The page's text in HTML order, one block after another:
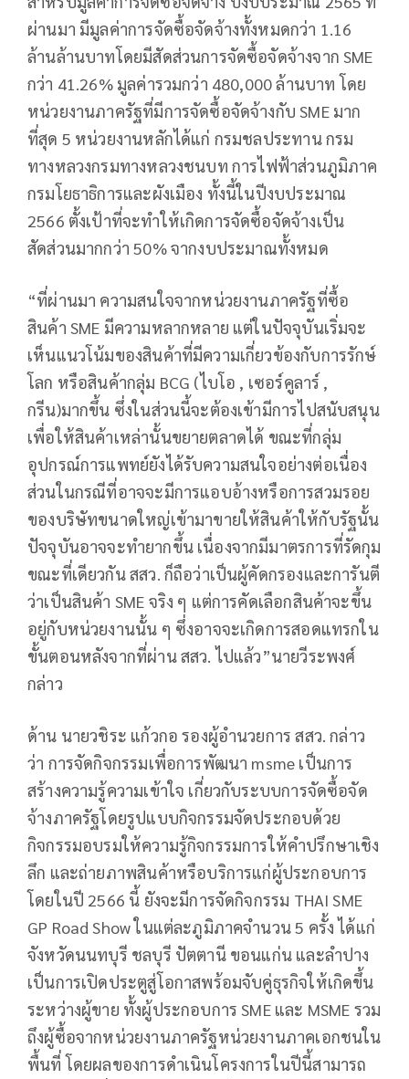
ผ่านมา มีมูลค่าการจัดซื้อจัดจ้างทั้งหมดกว่า 1.16
ล้านล้านบาทโดยมีสัดส่วนการจัดซื้อจัดจ้างจาก SME
กว่า 41.26% มูลค่ารวมกว่า 480,000 ล้านบาท โดย
หน่วยงานภาครัฐที่มีการจัดซื้อจัดจ้างกับ SME มาก
ที่สุด 5 หน่วยงานหลักได้แก่ กรมชลประทาน กรม
ทางหลวงกรมทางหลวงชนบท การไฟฟ้าส่วนภูมิภาค
กรมโยธาธิการและผังเมือง ทั้งนี้ในปีงบประมาณ
2566 ตั้งเป้าที่จะทำให้เกิดการจัดซื้อจัดจ้างเป็น
สัดส่วนมากกว่า 50% จากงบประมาณทั้งหมด
“ที่ผ่านมา ความสนใจจากหน่วยงานภาครัฐที่ซื้อ
สินค้า SME มีความหลากหลาย แต่ในปัจจุบันเริ่มจะ
เห็นแนวโน้มของสินค้าที่มีความเกี่ยวข้องกับการรักษ์
โลก หรือสินค้ากลุ่ม BCG (ไบโอ , เซอร์คูลาร์ ,
กรีน)มากขึ้น ซึ่งในส่วนนี้จะต้องเข้ามีการไปสนับสนุน
เพื่อให้สินค้าเหล่านั้นขยายตลาดได้ ขณะที่กลุ่ม
อุปกรณ์การแพทย์ยังได้รับความสนใจอย่างต่อเนื่อง
ส่วนในกรณีที่อาจจะมีการแอบอ้างหรือการสวมรอย
ของบริษัทขนาดใหญ่เข้ามาขายให้สินค้าให้กับรัฐนั้น
ปัจจุบันอาจจะทำยากขึ้น เนื่องจากมีมาตรการที่รัดกุม
ขณะที่เดียวกัน สสว. ก็ถือว่าเป็นผู้คัดกรองและการันตี
ว่าเป็นสินค้า SME จริง ๆ แต่การคัดเลือกสินค้าจะขึ้น
อยู่กับหน่วยงานนั้น ๆ ซึ่งอาจจะเกิดการสอดแทรกใน
ขั้นตอนหลังจากที่ผ่าน สสว. ไปแล้ว”นายวีระพงศ์
กล่าว
ด้าน นายวชิระ แก้วกอ รองผู้อำนวยการ สสว. กล่าว
ว่า การจัดกิจกรรมเพื่อการพัฒนา msme เป็นการ
สร้างความรู้ความเข้าใจ เกี่ยวกับระบบการจัดซื้อจัด
จ้างภาครัฐโดยรูปแบบกิจกรรมจัดประกอบด้วย
กิจกรรมอบรมให้ความรู้กิจกรรมการให้คำปรึกษาเชิง
ลึก และถ่ายภาพสินค้าหรือบริการแก่ผู้ประกอบการ
โดยในปี 2566 นี้ ยังจะมีการจัดกิจกรรม THAI SME
GP Road Show ในแต่ละภูมิภาคจำนวน 5 ครั้ง ได้แก่
จังหวัดนนทบุรี ชลบุรี ปัตตานี ขอนแก่น และลำปาง
เป็นการเปิดประตูสู่โอกาสพร้อมจับคู่ธุรกิจให้เกิดขึ้น
ระหว่างผู้ขาย ทั้งผู้ประกอบการ SME และ MSME รวม
ถึงผู้ซื้อจากหน่วยงานภาครัฐหน่วยงานภาคเอกชนใน
พื้นที่ โดยผลของการดำเนินโครงการในปีนี้สามารถ